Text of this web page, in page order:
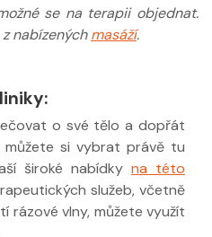
se na terapii objednat.
nabízenýchmasáží.
o své tělo a dopřát
můžete si vybrat právě tu
široké nabídky na této
služeb, včetně
rázové vlny, můžete využít